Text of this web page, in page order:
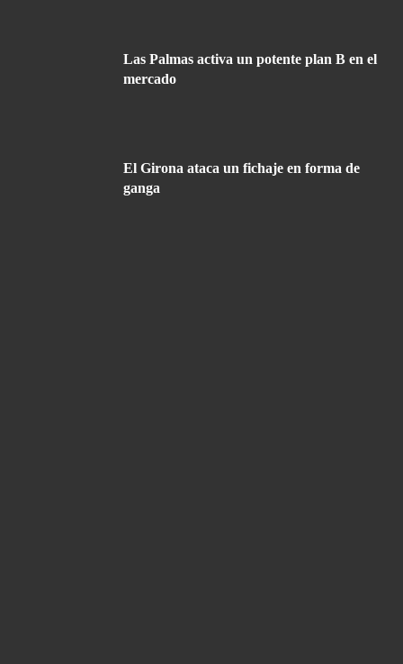
Las Palmas activa un potente plan B en el
mercado
El Girona ataca un fichaje en forma de
ganga